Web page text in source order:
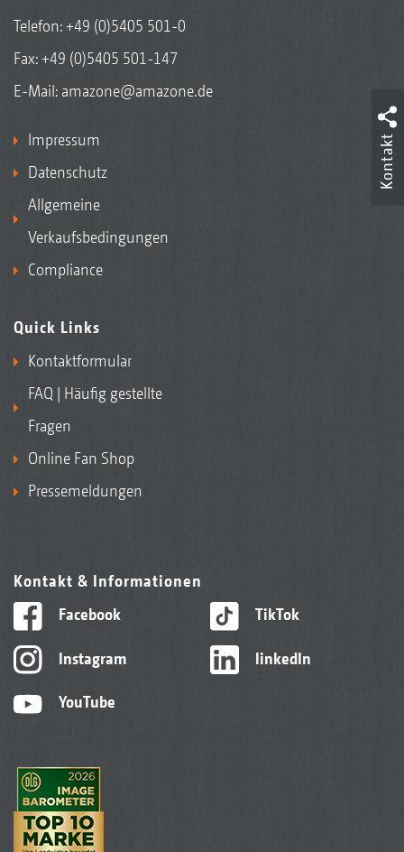
Telefon:+49 (0)5405 501-0
Fax: +49 (0)5405 501-147
E-Mail: amazone@amazone.de
Impressum
Datenschutz
Allgemeine
Verkaufsbedingungen
Compliance
Quick Links
Kontaktformular
FAQ | Häufig gestellte
Fragen
Online Fan Shop
Pressemeldungen
Kontakt & Informationen
Facebook
Instagram
YouTube
TikTok
linkedIn
Kontakt